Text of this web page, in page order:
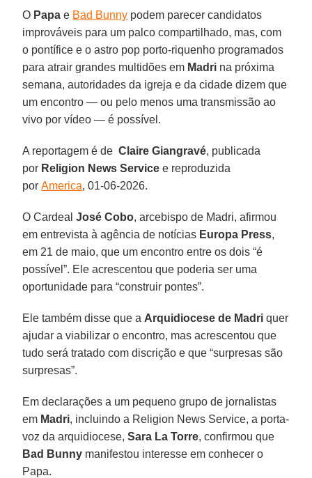
O Papae Bad Bunny podem parecer candidatos
improváveis ​​para um palco compartilhado, mas, com
o pontífice e o astro pop porto-riquenho programados
para atrair grandes multidões em Madri na próxima
semana, autoridades da igreja e da cidade dizem que
um encontro — ou pelo menos uma transmissão ao
vivo por vídeo — é possível.
A reportagem é deClaire Giangravé, publicada
por Religion News Service e reproduzida
porAmerica, 01-06-2026.
O Cardeal José Cobo, arcebispo de Madri, afirmou
em entrevista à agência de notícias Europa Press,
em 21 de maio, que um encontro entre os dois “é
possível”. Ele acrescentou que poderia ser uma
oportunidade para “construir pontes”.
Ele também disse que a Arquidiocese de Madri quer
ajudar a viabilizar o encontro, mas acrescentou que
tudo será tratado com discrição e que “surpresas são
surpresas”.
Em declarações a um pequeno grupo de jornalistas
em Madri, incluindo a Religion News Service, a porta-
voz da arquidiocese,Sara La Torre, confirmou que
Bad Bunny manifestou interesse em conhecer o
Papa.